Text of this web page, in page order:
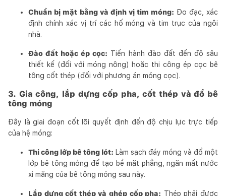
Chuẩn bị mặt bằng và định vị tim móng: Đo đạc, xác
định chính xác vị trí các hố móng và tim trục của ngôi
nhà.
Đào đất hoặc ép cọc: Tiến hành đào đất đến độ sâu
thiết kế (đối với móng nông) hoặc thi công ép cọc bê
tông cốt thép (đối với phương án móng cọc).
3. Gia công, lắp dựng cốp pha, cốt thép và đổ bê
tông móng
Đây là giai đoạn cốt lõi quyết định đến độ chịu lực trực tiếp
của hệ móng:
Thi công lớp bê tông lót: Làm sạch đáy móng và đổ một
lớp bê tông mỏng để tạo bề mặt phẳng, ngăn mất nước
xi măng của bê tông móng sau này.
Lắp dựng cốt thép và ghép cốp pha: Thép phải được